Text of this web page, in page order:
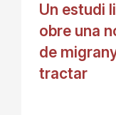
Un estudi
obre una
de
tractar